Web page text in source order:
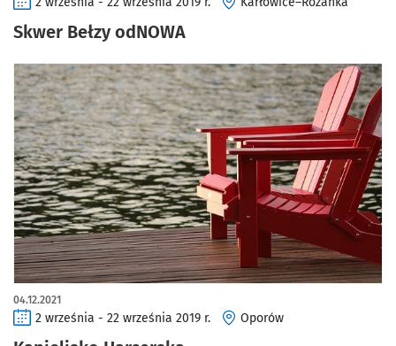
Skwer Bełzy odNOWA
04.12.2021
2 września - 22 września 2019 r. Oporów